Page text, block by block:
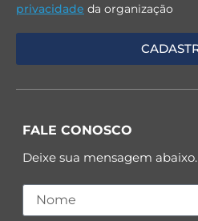
privacidade da organização
FALE CONOSCO
Deixe sua mensagem abaixo.